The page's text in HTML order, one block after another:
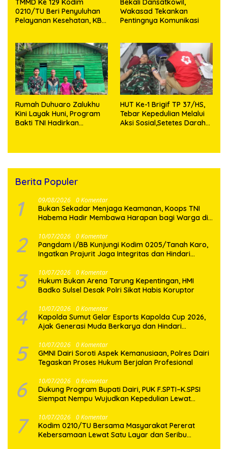
TMMD Ke 129 Kodim
0210/TU Beri Penyuluhan
Pelayanan Kesehatan, KB
Bekali Dansatkowil,
Wakasad Tekankan
Pentingnya Komunikasi
Rumah Duhuaro Zalukhu
Kini Layak Huni, Program
Bakti TNI Hadirkan
HUT Ke-1 Brigif TP 37/HS,
Tebar Kepedulian Melalui
Aksi Sosial,Setetes Darah
Berita Populer
1 09/08/2026 0 Komentar
Bukan Sekadar Menjaga Keamanan, Koops TNI
Habema Hadir Membawa Harapan bagi Warga di
2 10/07/2026 0 Komentar
Pangdam I/BB Kunjungi Kodim 0205/Tanah Karo,
Ingatkan Prajurit Jaga Integritas dan Hindari
3 10/07/2026 0 Komentar
Hukum Bukan Arena Tarung Kepentingan, HMI
Badko Sulsel Desak Polri Sikat Habis Koruptor
4 10/07/2026 0 Komentar
Kapolda Sumut Gelar Esports Kapolda Cup 2026,
Ajak Generasi Muda Berkarya dan Hindari
5 10/07/2026 0 Komentar
GMNI Dairi Soroti Aspek Kemanusiaan, Polres Dairi
Tegaskan Proses Hukum Berjalan Profesional
6 10/07/2026 0 Komentar
Dukung Program Bupati Dairi, PUK F.SPTI–K.SPSI
Siempat Nempu Wujudkan Kepedulian Lewat
7 10/07/2026 0 Komentar
Kodim 0210/TU Bersama Masyarakat Pererat
Kebersamaan Lewat Satu Layar dan Seribu